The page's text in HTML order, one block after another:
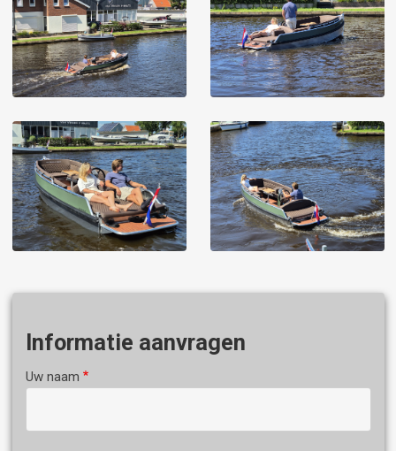
Image Image
Informatie aanvragen
Uw naam